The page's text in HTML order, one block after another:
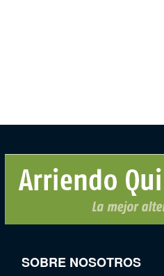
SOBRE NOSOTROS